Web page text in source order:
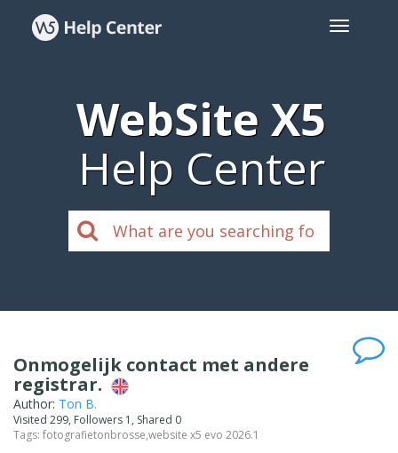
WebSite X5
Help Center
Onmogelijk contact met andere
registrar.
Author: Ton B.
Visited 299, Followers 1, Shared 0
Tags: fotografietonbrosse,website x5 evo 2026.1